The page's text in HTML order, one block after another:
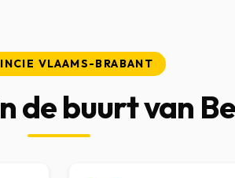
VLAAMS-BRABANT
de buurt van